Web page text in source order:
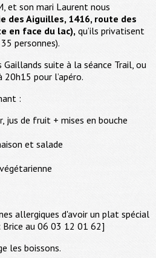
et son mari Laurent nous
des Aiguilles, 1416, route des
en face du lac), qu’ils privatisent
personnes).
suite à la séance Trail, ou
pour l’apéro.
:
jus de fruit + mises en bouche
et salade
allergiques d'avoir un plat spécial
Brice au 06 03 12 01 62]
les boissons.